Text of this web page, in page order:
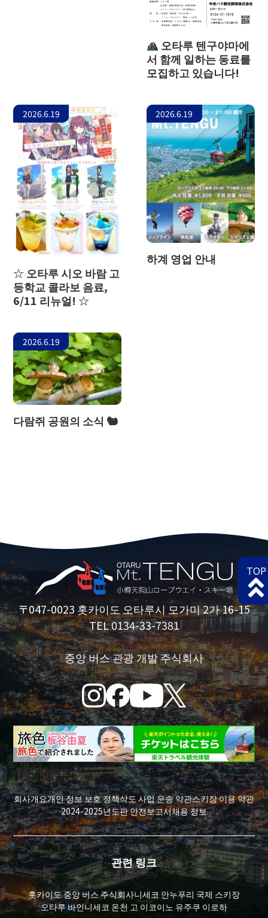
오타루 텐구야마에
서 함께 일하는 동료를
모집하고 있습니다!
2026.6.19
☆ 오타루 시오 바람 고
등학교 콜라보 음료,
6/11 리뉴얼! ☆
2026.6.19
하계 영업 안내
2026.6.19
다람쥐 공원의 소식 🐿
〒047-0023 홋카이도 오타루시 모가미 2가 16-15
TEL 0134-33-7381
중앙 버스 관광 개발 주식회사
회사개요개인 정보 보호 정책삭도 사업 운송 약관스키장 이용 약관
2024-2025년도판 안전보고서채용 정보
관련 링크
홋카이도 중앙 버스 주식회사니세코 안누푸리 국제 스키장
오타루 바인니세코 온천 고 이코이노 유주쿠 이로하
TOP